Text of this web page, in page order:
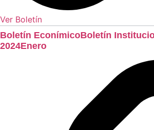
Ver Boletín
Boletín EconímicoBoletín
2024Enero